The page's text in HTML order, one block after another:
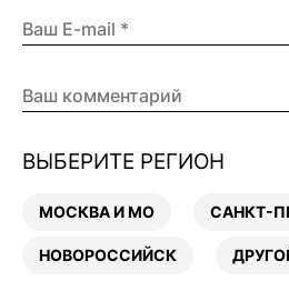
ВЫБЕРИТЕ РЕГИОН
МОСКВА И МО САНКТ-
НОВОРОССИЙСК